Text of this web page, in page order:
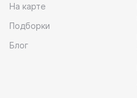
На карте
Подборки
Блог